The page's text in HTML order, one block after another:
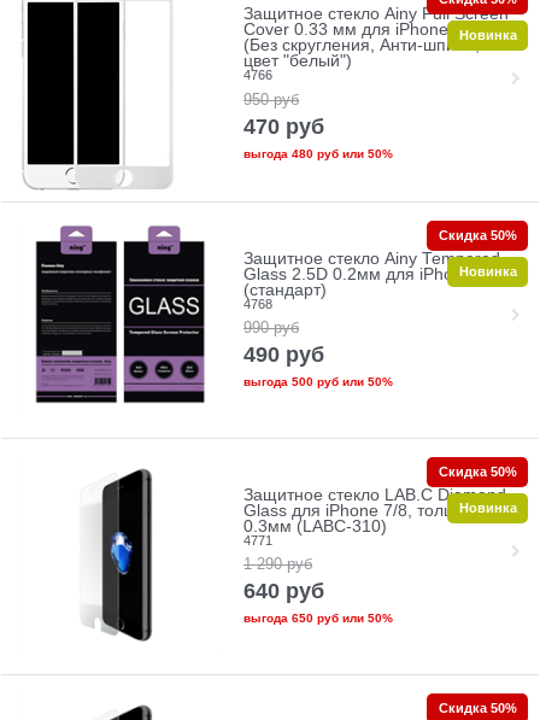
Защитное стекло Ainy Full Screen
Cover 0.33 мм для iPhone 7/8
(Без скругления, Анти-шпион,
цвет "белый")
4766
950 руб
470 руб
выгода 480 рубили 50%
Новинка
Защитное стекло Ainy Tempered
Glass 2.5D 0.2мм для iPhone 7/8
(стандарт)
4768
990 руб
490 руб
выгода 500 рубили 50%
Скидка 50%
Новинка
Защитное стекло LAB.C Diamond
Glass для iPhone 7/8, толщина
0.3мм (LABC-310)
4771
1 290 руб
640 руб
выгода 650 рубили 50%
Скидка 50%
Новинка
Скидка 50%